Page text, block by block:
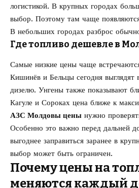
логистикой. В крупных городах
выбор. Поэтому там чаще
В небольших городах разброс
Где топливо дешевле в
Самые низкие цены чаще
Кишинёв и Бельцы сегодня выглядят
дизелю. Унгены также показывают
Кагуле и Сороках цена ближе к
АЗС Молдовы цены нужно
Особенно это важно перед дальней
выгоднее заправиться заранее в
выбор может быть ограничен.
Почему цены на
меняются каждый